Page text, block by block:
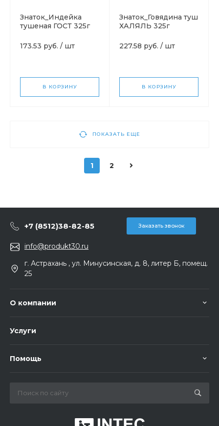
Знаток_Индейка
тушеная ГОСТ 325г
173.53 руб. / шт
В КОРЗИНУ
Знаток_Говядина туш
ХАЛЯЛЬ 325г
227.58 руб. / шт
В КОРЗИНУ
ПОКАЗАТЬ ЕЩЕ
1 2
+7 (8512)38-82-85 Заказать звонок
info@produkt30.ru
г. Астрахань , ул. Минусинская, д. 8, литер Б, помещ.
25
О компании
Услуги
Помощь